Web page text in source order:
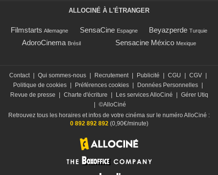
ALLOCINÉ À L'ÉTRANGER
Filmstarts Allemagne SensaCine Espagne Beyazperde Turquie
AdoroCinema Brésil Sensacine México Mexique
Contact | Qui sommes-nous | Recrutement | Publicité | CGU | CGV |
Politique de cookies | Préférences cookies | Données Personnelles |
Revue de presse
| Charte d'écriture | Les services AlloCiné | Gérer Utiq
| ©AlloCiné
Retrouvez tous les horaires et infos de votre cinéma sur le numéro AlloCiné :
0 892 892 892 (0,90€/minute)